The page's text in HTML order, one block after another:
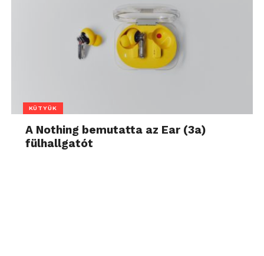
KÜTYÜK
A Nothing bemutatta az Ear (3a)
fülhallgatót